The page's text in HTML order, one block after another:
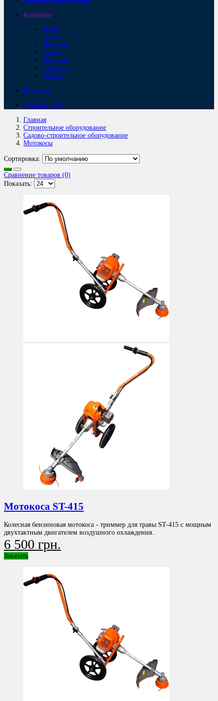
Клиентам
Наши
услуги
Новости
Статьи
Доставка
Гарантии
Аренда
Контакты
Станки с ЧПУ
Главная
Строительное оборудование
Садово-строительное оборудование
Мотокосы
Сортировка:
Сравнение товаров (0)
Показать:
Мотокоса ST-415
Колесная бензиновая мотокоса - триммер для травы ST-415 с мощным
двухтактным двигателем воздушного охлаждения..
6 500 грн.
Заказать